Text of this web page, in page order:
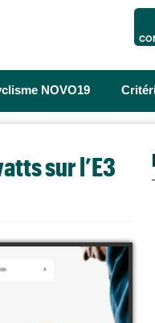
NOVO19
sur l’E3